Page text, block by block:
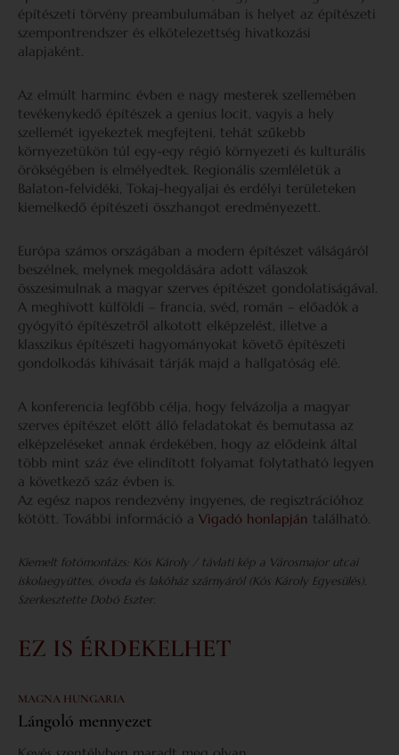
építészeti törvény preambulumában is helyet az építészeti
szempontrendszer és elkötelezettség hivatkozási
alapjaként.
Az elmúlt harminc évben e nagy mesterek szellemében
tevékenykedő építészek a genius locit, vagyis a hely
szellemét igyekeztek megfejteni, tehát szűkebb
környezetükön túl egy-egy régió környezeti és kulturális
örökségében is elmélyedtek. Regionális szemléletük a
Balaton-felvidéki, Tokaj-hegyaljai és erdélyi területeken
kiemelkedő építészeti összhangot eredményezett.
Európa számos országában a modern építészet válságáról
beszélnek, melynek megoldására adott válaszok
összesimulnak a magyar szerves építészet gondolatiságával.
A meghívott külföldi – francia, svéd, román – előadók a
gyógyító építészetről alkotott elképzelést, illetve a
klasszikus építészeti hagyományokat követő építészeti
gondolkodás kihívásait tárják majd a hallgatóság elé.
A konferencia legfőbb célja, hogy felvázolja a magyar
szerves építészet előtt álló feladatokat és bemutassa az
elképzeléseket annak érdekében, hogy az elődeink által
több mint száz éve elindított folyamat folytatható legyen
a következő száz évben is.
Az egész napos rendezvény ingyenes, de regisztrációhoz
kötött. További információ a Vigadó honlapján található.
Kiemelt fotómontázs: Kós Károly / távlati kép a Városmajor utcai
iskolaegyüttes, óvoda és lakóház szárnyáról (Kós Károly Egyesülés).
Szerkesztette Dobó Eszter.
EZ IS ÉRDEKELHET
MAGNA HUNGARIA
Lángoló mennyezet